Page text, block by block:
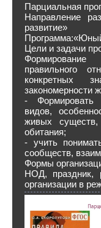
Парциальная
Направление
развитие»
Цели и задачи
правильного
конкретных
закономерности
- Формировать
видов,
живых существ,
обитания;
- учить
сообществ,
Формы
НОД, праздник,
организации в